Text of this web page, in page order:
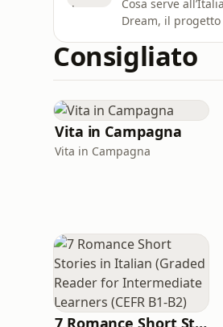
Cosa serve
Dream, il progetto
videopodcast
giornalismo,
Consigliato
Vita in Campagna
Vita in Campagna
7 Romance Short Stories in Italian (Graded Reader for Intermediate Learners (CEFR B1-B2)